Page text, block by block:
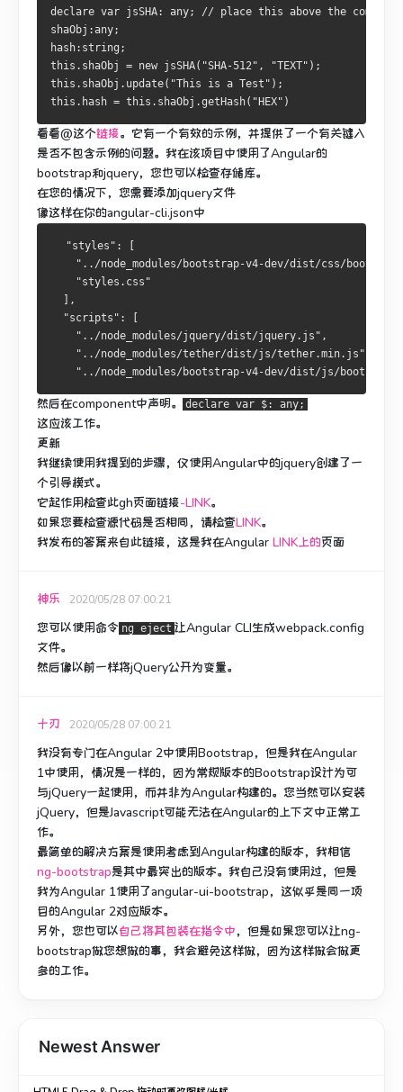
declare var jsSHA: any;
// place this above the
shaObj :any;
hash: string ;
this . shaObj = new jsSHA( "SHA-512" , "TEXT" );
this . shaObj . update( "This is a Test" );
this . hash = this . shaObj .getHash( "HEX" )
看看@这个链接。 它有一个有效的示例，并提供了一个有关键入
是否不包含示例的问题。 我在该项目中使用了Angular的
bootstrap和jquery，您也可以检查存储库。
在您的情况下，您需要添加jquery文件
像这样在你的angular-cli.json中
"styles" :
"../node_modules/bootstrap-v4-dev/dist/css/
"styles.css"
],
"scripts" :
"../node_modules/jquery/dist/jquery.js" ,
"../node_modules/tether/dist/js/tether.min.js"
"../node_modules/bootstrap-v4-dev/dist/js/
然后在component中声明。 declare var $: any;
这应该工作。
更新
我继续使用我提到的步骤，仅使用Angular中的jquery创建了一
个引导模式。
它起作用检查此gh页面链接-LINK。
如果您要检查源代码是否相同，请检查LINK。
我发布的答案来自此链接，这是我在Angular LINK上的页面
神乐 2020/05/28 07:00:21
您可以使用命令 ng eject 让Angular CLI生成webpack.config
文件。
然后像以前一样将jQuery公开为变量。
十刃 2020/05/28 07:00:21
我没有专门在Angular 2中使用Bootstrap，但是我在Angular
1中使用，情况是一样的，因为常规版本的Bootstrap设计为可
与jQuery一起使用，而并非为Angular构建的。 您当然可以安装
jQuery，但是Javascript可能无法在Angular的上下文中正常工
作。
最简单的解决方案是使用考虑到Angular构建的版本，我相信
ng-bootstrap是其中最突出的版本。 我自己没有使用过，但是
我为Angular 1使用了angular-ui-bootstrap，这似乎是同一项
目的Angular 2对应版本。
另外，您也可以自己将其包装在指令中，但是如果您可以让ng-
bootstrap做您想做的事，我会避免这样做，因为这样做会做更
多的工作。
Newest Answer